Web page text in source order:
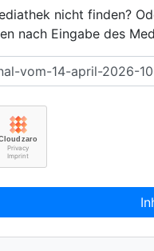
nicht finden?
nach Eingabe des